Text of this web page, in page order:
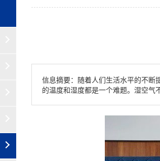
信息摘要：随着人们生活水平的不断
的温度和湿度都是一个难题。湿空气